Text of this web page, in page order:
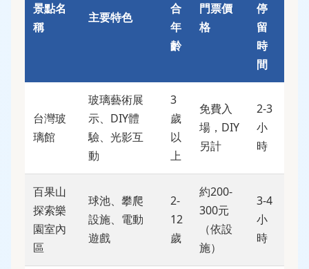
景點名
稱
主要特色
合
年
齡
門票價
格
停
留
時
間
台灣玻
璃館
玻璃藝術展
示、DIY體
驗、光影互
動
3
歲
以
上
免費入
場，DIY
另計
2-3
小
時
百果山
探索樂
園室內
區
球池、攀爬
設施、電動
遊戲
2-
12
歲
約200-
300元
（依設
施）
3-4
小
時